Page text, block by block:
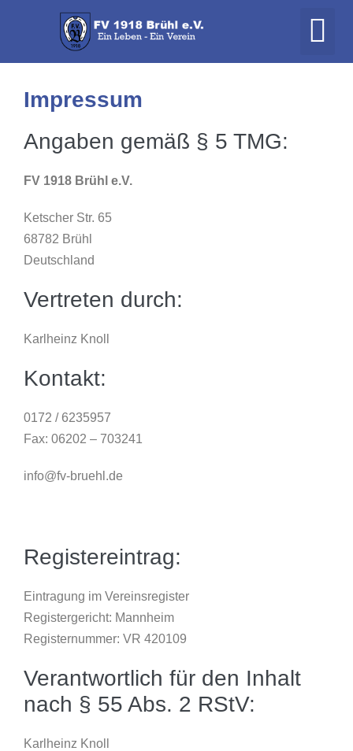
Impressum
Angaben gemäß § 5 TMG:
FV 1918 Brühl e.V.
Ketscher Str. 65
68782 Brühl
Deutschland
Vertreten durch:
Karlheinz Knoll
Kontakt:
0172 / 6235957
Fax: 06202 – 703241
info@fv-bruehl.de
Registereintrag:
Eintragung im Vereinsregister
Registergericht: Mannheim
Registernummer: VR 420109
Verantwortlich für den Inhalt
nach § 55 Abs. 2 RStV:
Karlheinz Knoll